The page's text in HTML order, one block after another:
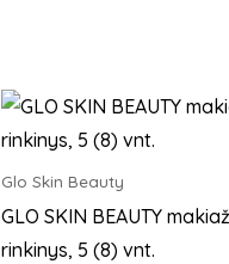
Glo Skin Beauty
GLO SKIN BEAUTY
rinkinys, 5 (8) vnt.